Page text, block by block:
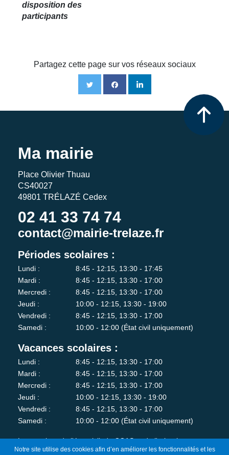
disposition des
participants
Partagez cette page sur vos réseaux sociaux
Ma mairie
Place Olivier Thuau
CS40027
49801 TRÉLAZÉ Cedex
02 41 33 74 74
contact@mairie-trelaze.fr
Périodes scolaires :
Lundi :
8:45 - 12:15, 13:30 - 17:45
Mardi :
8:45 - 12:15, 13:30 - 17:00
Mercredi :
8:45 - 12:15, 13:30 - 17:00
Jeudi :
10:00 - 12:15, 13:30 - 19:00
Vendredi :
8:45 - 12:15, 13:30 - 17:00
Samedi :
10:00 - 12:00 (État civil uniquement)
Vacances scolaires :
Lundi :
8:45 - 12:15, 13:30 - 17:00
Mardi :
8:45 - 12:15, 13:30 - 17:00
Mercredi :
8:45 - 12:15, 13:30 - 17:00
Jeudi :
10:00 - 12:15, 13:30 - 19:00
Vendredi :
8:45 - 12:15, 13:30 - 17:00
Samedi :
10:00 - 12:00 (État civil uniquement)
Les services de l'état-civil, du CCAS et de l'urbanisme sont
fermés au public le lundi matin.
Notre site utilise des cookies afin d’en améliorer les fonctionnalités et les